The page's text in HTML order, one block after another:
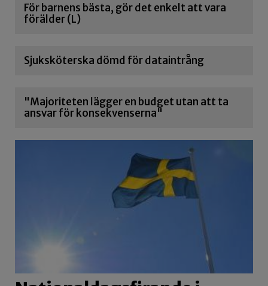
För barnens bästa, gör det enkelt att vara
förälder (L)
Sjuksköterska dömd för dataintrång
"Majoriteten lägger en budget utan att ta
ansvar för konsekvenserna"